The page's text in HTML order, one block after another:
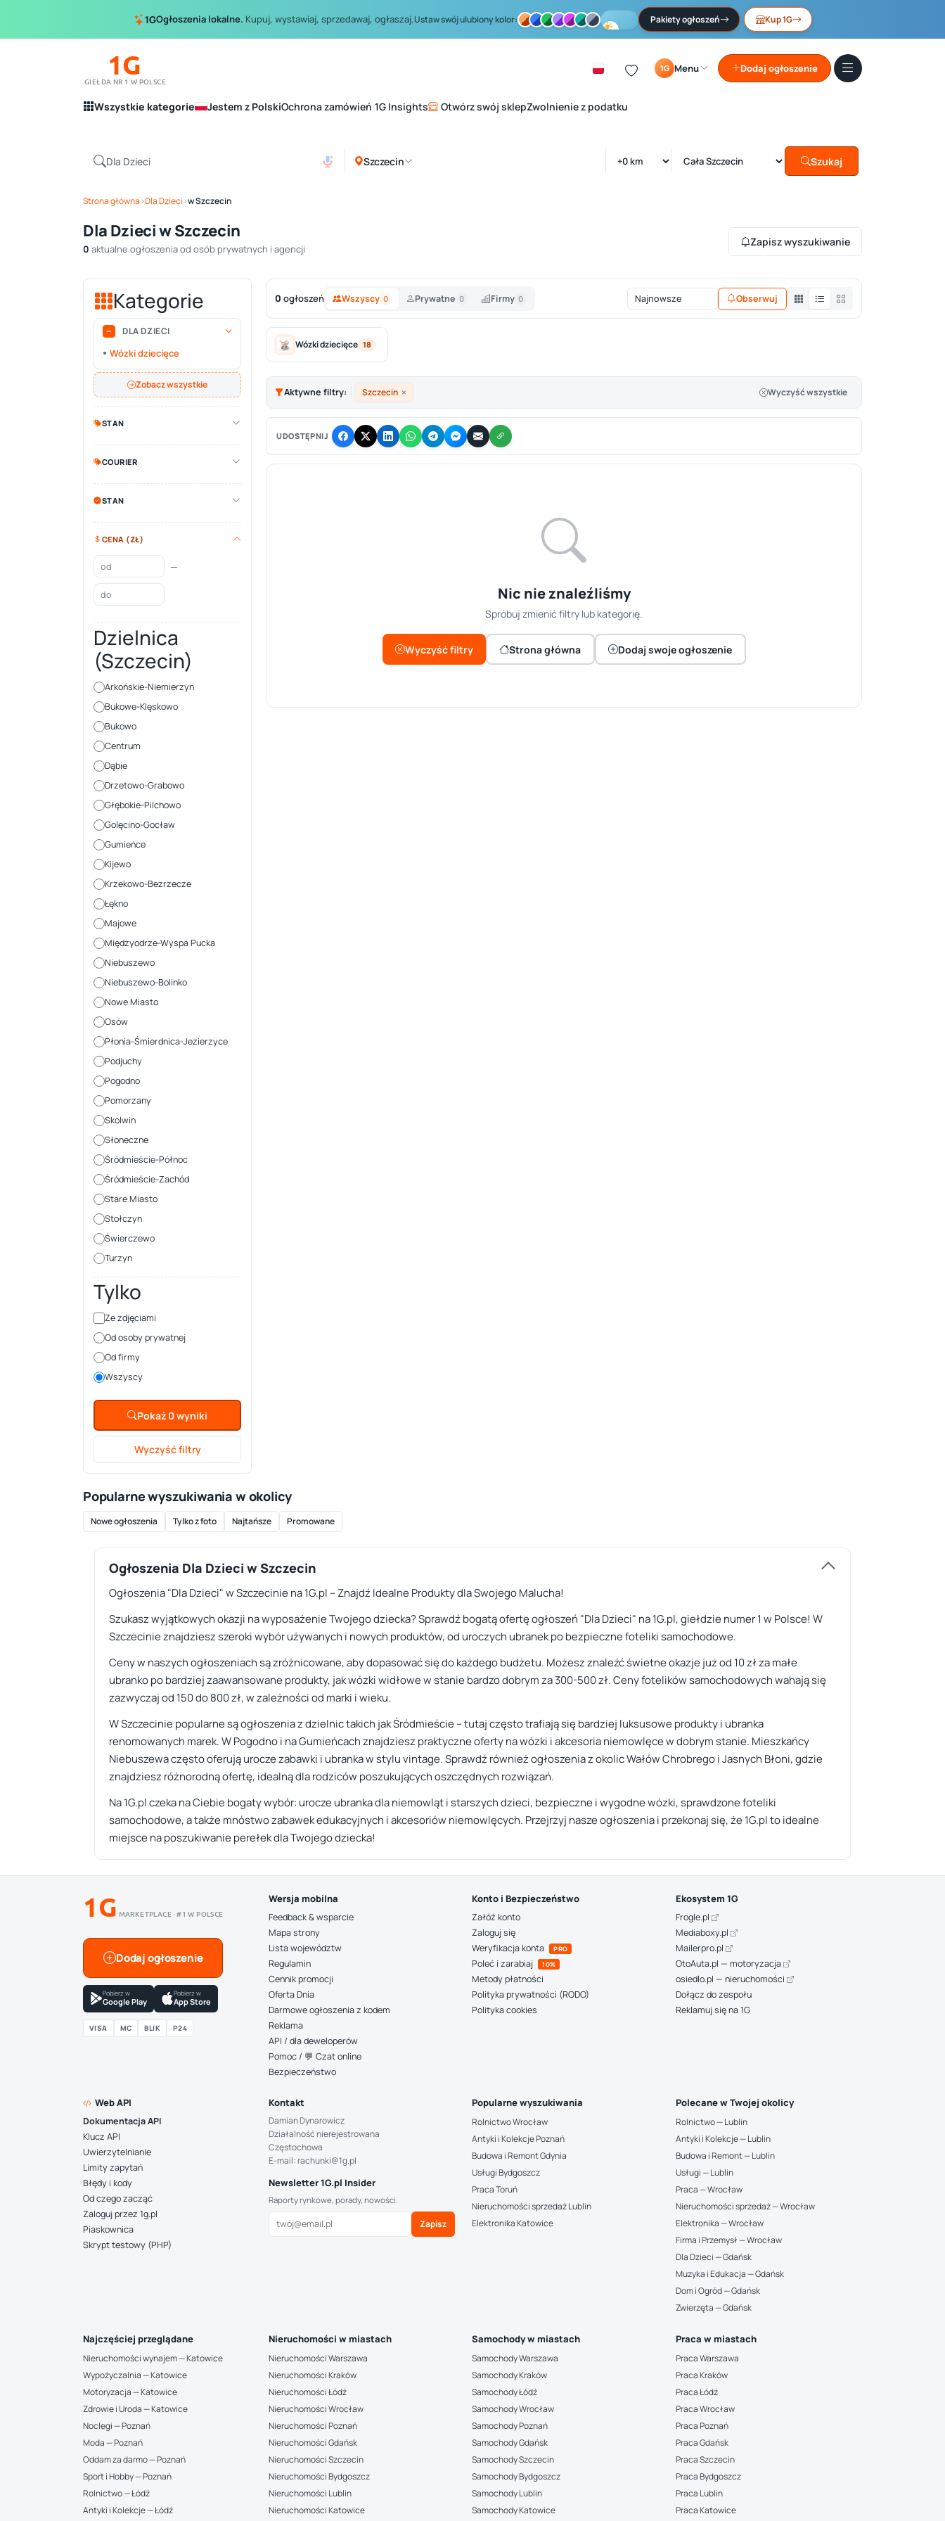
1GOgłoszenia lokalne. Kupuj, wystawiaj, sprzedawaj, ogłaszaj.Ustaw swój ulubiony kolor: Pakiety ogłoszeń Kup 1G
1G
GIEŁDA NR 1 W POLSCE
1G Menu Dodaj ogłoszenie
Wszystkie kategorie Jestem z PolskiOchrona zamówień 1G Insights Otwórz swój sklepZwolnienie z podatku
Szczecin Szukaj
Strona główna›Dla Dzieci›w Szczecin
Dla Dzieci w Szczecin
0 aktualne ogłoszenia od osób prywatnych i agencji
Zapisz wyszukiwanie
Kategorie
DLA DZIECI
Wózki dziecięce
Zobacz wszystkie
STAN
COURIER
STAN
CENA (ZŁ)
—
Dzielnica
(Szczecin)
Arkońskie-Niemierzyn
Bukowe-Klęskowo
Bukowo
Centrum
Dąbie
Drzetowo-Grabowo
Głębokie-Pilchowo
Golęcino-Gocław
Gumieńce
Kijewo
Krzekowo-Bezrzecze
Łękno
Majowe
Międzyodrze-Wyspa Pucka
Niebuszewo
Niebuszewo-Bolinko
Nowe Miasto
Osów
Płonia-Śmierdnica-Jezierzyce
Podjuchy
Pogodno
Pomorzany
Skolwin
Słoneczne
Śródmieście-Północ
Śródmieście-Zachód
Stare Miasto
Stołczyn
Świerczewo
Turzyn
Tylko
Ze zdjęciami
Od osoby prywatnej
Od firmy
Wszyscy
Pokaż 0 wyniki
Wyczyść filtry
0 ogłoszeń Wszyscy 0 Prywatne 0 Firmy 0 Obserwuj
Wózki dziecięce 18
Aktywne filtry: Szczecin × Wyczyść wszystkie
UDOSTĘPNIJ
Nic nie znaleźliśmy
Spróbuj zmienić filtry lub kategorię.
Wyczyść filtry Strona główna Dodaj swoje ogłoszenie
Popularne wyszukiwania w okolicy
Nowe ogłoszenia Tylko z foto Najtańsze Promowane
Ogłoszenia Dla Dzieci w Szczecin
Ogłoszenia "Dla Dzieci" w Szczecinie na 1G.pl – Znajdź Idealne Produkty dla Swojego Malucha!
Szukasz wyjątkowych okazji na wyposażenie Twojego dziecka? Sprawdź bogatą ofertę ogłoszeń "Dla Dzieci" na 1G.pl, giełdzie numer 1 w Polsce! W
Szczecinie znajdziesz szeroki wybór używanych i nowych produktów, od uroczych ubranek po bezpieczne foteliki samochodowe.
Ceny w naszych ogłoszeniach są zróżnicowane, aby dopasować się do każdego budżetu. Możesz znaleźć świetne okazje już od 10 zł za małe
ubranko po bardziej zaawansowane produkty, jak wózki widłowe w stanie bardzo dobrym za 300-500 zł. Ceny fotelików samochodowych wahają się
zazwyczaj od 150 do 800 zł, w zależności od marki i wieku.
W Szczecinie popularne są ogłoszenia z dzielnic takich jak Śródmieście – tutaj często trafiają się bardziej luksusowe produkty i ubranka
renomowanych marek. W Pogodno i na Gumieńcach znajdziesz praktyczne oferty na wózki i akcesoria niemowlęce w dobrym stanie. Mieszkańcy
Niebuszewa często oferują urocze zabawki i ubranka w stylu vintage. Sprawdź również ogłoszenia z okolic Wałów Chrobrego i Jasnych Błoni, gdzie
znajdziesz różnorodną ofertę, idealną dla rodziców poszukujących oszczędnych rozwiązań.
Na 1G.pl czeka na Ciebie bogaty wybór: urocze ubranka dla niemowląt i starszych dzieci, bezpieczne i wygodne wózki, sprawdzone foteliki
samochodowe, a także mnóstwo zabawek edukacyjnych i akcesoriów niemowlęcych. Przejrzyj nasze ogłoszenia i przekonaj się, że 1G.pl to idealne
miejsce na poszukiwanie perełek dla Twojego dziecka!
1G MARKETPLACE · #1 W POLSCE
Dodaj ogłoszenie
Pobierz w
Google Play
Pobierz w
App Store
VISA MC BLIK P24
Wersja mobilna
Feedback & wsparcie
Mapa strony
Lista województw
Regulamin
Cennik promocji
Oferta Dnia
Darmowe ogłoszenia z kodem
Reklama
API / dla deweloperów
Pomoc / 💬 Czat online
Bezpieczeństwo
Konto i Bezpieczeństwo
Załóż konto
Zaloguj się
Weryfikacja konta
PRO
Poleć i zarabiaj 10%
Metody płatności
Polityka prywatności (RODO)
Polityka cookies
Ekosystem 1G
Frogle.pl
Mediaboxy.pl
Mailerpro.pl
OtoAuta.pl — motoryzacja
osiedlo.pl — nieruchomości
Dołącz do zespołu
Reklamuj się na 1G
Web API
Dokumentacja API
Klucz API
Uwierzytelnianie
Limity zapytań
Błędy i kody
Od czego zacząć
Zaloguj przez 1g.pl
Piaskownica
Skrypt testowy (PHP)
Kontakt
Damian Dynarowicz
Działalność nierejestrowana
Częstochowa
E-mail: rachunki@1g.pl
Newsletter 1G.pl Insider
Raporty rynkowe, porady, nowości.
Zapisz
Popularne wyszukiwania
Rolnictwo Wrocław
Antyki i Kolekcje Poznań
Budowa i Remont Gdynia
Usługi Bydgoszcz
Praca Toruń
Nieruchomości sprzedaż Lublin
Elektronika Katowice
Polecane w Twojej okolicy
Rolnictwo — Lublin
Antyki i Kolekcje — Lublin
Budowa i Remont — Lublin
Usługi — Lublin
Praca — Wrocław
Nieruchomości sprzedaż — Wrocław
Elektronika — Wrocław
Firma i Przemysł — Wrocław
Dla Dzieci — Gdańsk
Muzyka i Edukacja — Gdańsk
Dom i Ogród — Gdańsk
Zwierzęta — Gdańsk
Najczęściej przeglądane
Nieruchomości wynajem — Katowice
Wypożyczalnia — Katowice
Motoryzacja — Katowice
Zdrowie i Uroda — Katowice
Noclegi — Poznań
Moda — Poznań
Oddam za darmo — Poznań
Sport i Hobby — Poznań
Rolnictwo — Łódź
Antyki i Kolekcje — Łódź
Nieruchomości w miastach
Nieruchomości Warszawa
Nieruchomości Kraków
Nieruchomości Łódź
Nieruchomości Wrocław
Nieruchomości Poznań
Nieruchomości Gdańsk
Nieruchomości Szczecin
Nieruchomości Bydgoszcz
Nieruchomości Lublin
Nieruchomości Katowice
Samochody w miastach
Samochody Warszawa
Samochody Kraków
Samochody Łódź
Samochody Wrocław
Samochody Poznań
Samochody Gdańsk
Samochody Szczecin
Samochody Bydgoszcz
Samochody Lublin
Samochody Katowice
Praca w miastach
Praca Warszawa
Praca Kraków
Praca Łódź
Praca Wrocław
Praca Poznań
Praca Gdańsk
Praca Szczecin
Praca Bydgoszcz
Praca Lublin
Praca Katowice